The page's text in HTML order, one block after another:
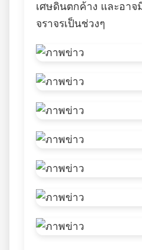
เศษดินตกค้าง และอา
จราจรเป็นช่วงๆ